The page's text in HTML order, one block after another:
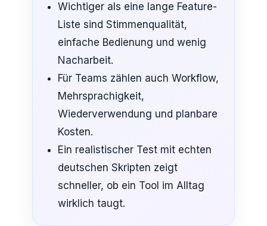
Wichtiger als eine lange Feature-
Liste sind Stimmenqualität,
einfache Bedienung und wenig
Nacharbeit.
Für Teams zählen auch Workflow,
Mehrsprachigkeit,
Wiederverwendung und planbare
Kosten.
Ein realistischer Test mit echten
deutschen Skripten zeigt
schneller, ob ein Tool im Alltag
wirklich taugt.